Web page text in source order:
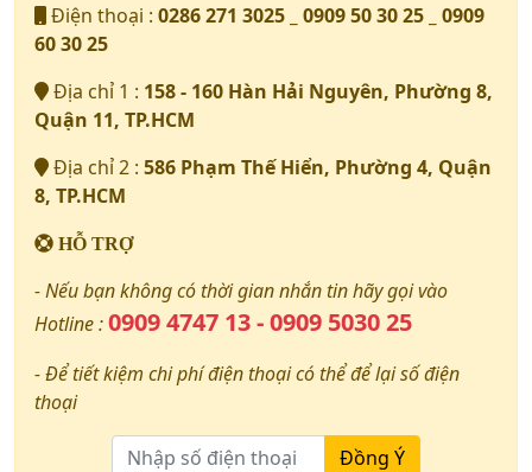
Điện thoại : 0286 271 3025 _ 0909 50 30 25 _ 0909
60 30 25
Địa chỉ 1 : 158 - 160 Hàn Hải Nguyên, Phường 8,
Quận 11, TP.HCM
Địa chỉ 2 : 586 Phạm Thế Hiển, Phường 4, Quận
8, TP.HCM
HỖ TRỢ
- Nếu bạn không có thời gian nhắn tin hãy gọi vào
Hotline :0909 4747 13 - 0909 5030 25
- Để tiết kiệm chi phí điện thoại có thể để lại số điện
thoại
Đồng Ý